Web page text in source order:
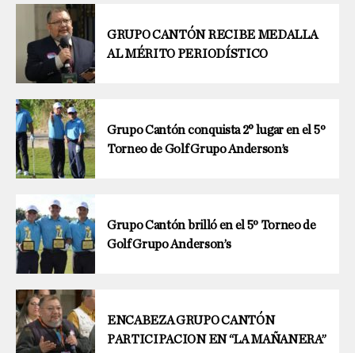
GRUPO CANTÓN RECIBE MEDALLA
AL MÉRITO PERIODÍSTICO
Grupo Cantón conquista 2° lugar en el 5º
Torneo de Golf Grupo Anderson’s
Grupo Cantón brilló en el 5º Torneo de
Golf Grupo Anderson’s
ENCABEZA GRUPO CANTÓN
PARTICIPACION EN “LA MAÑANERA”